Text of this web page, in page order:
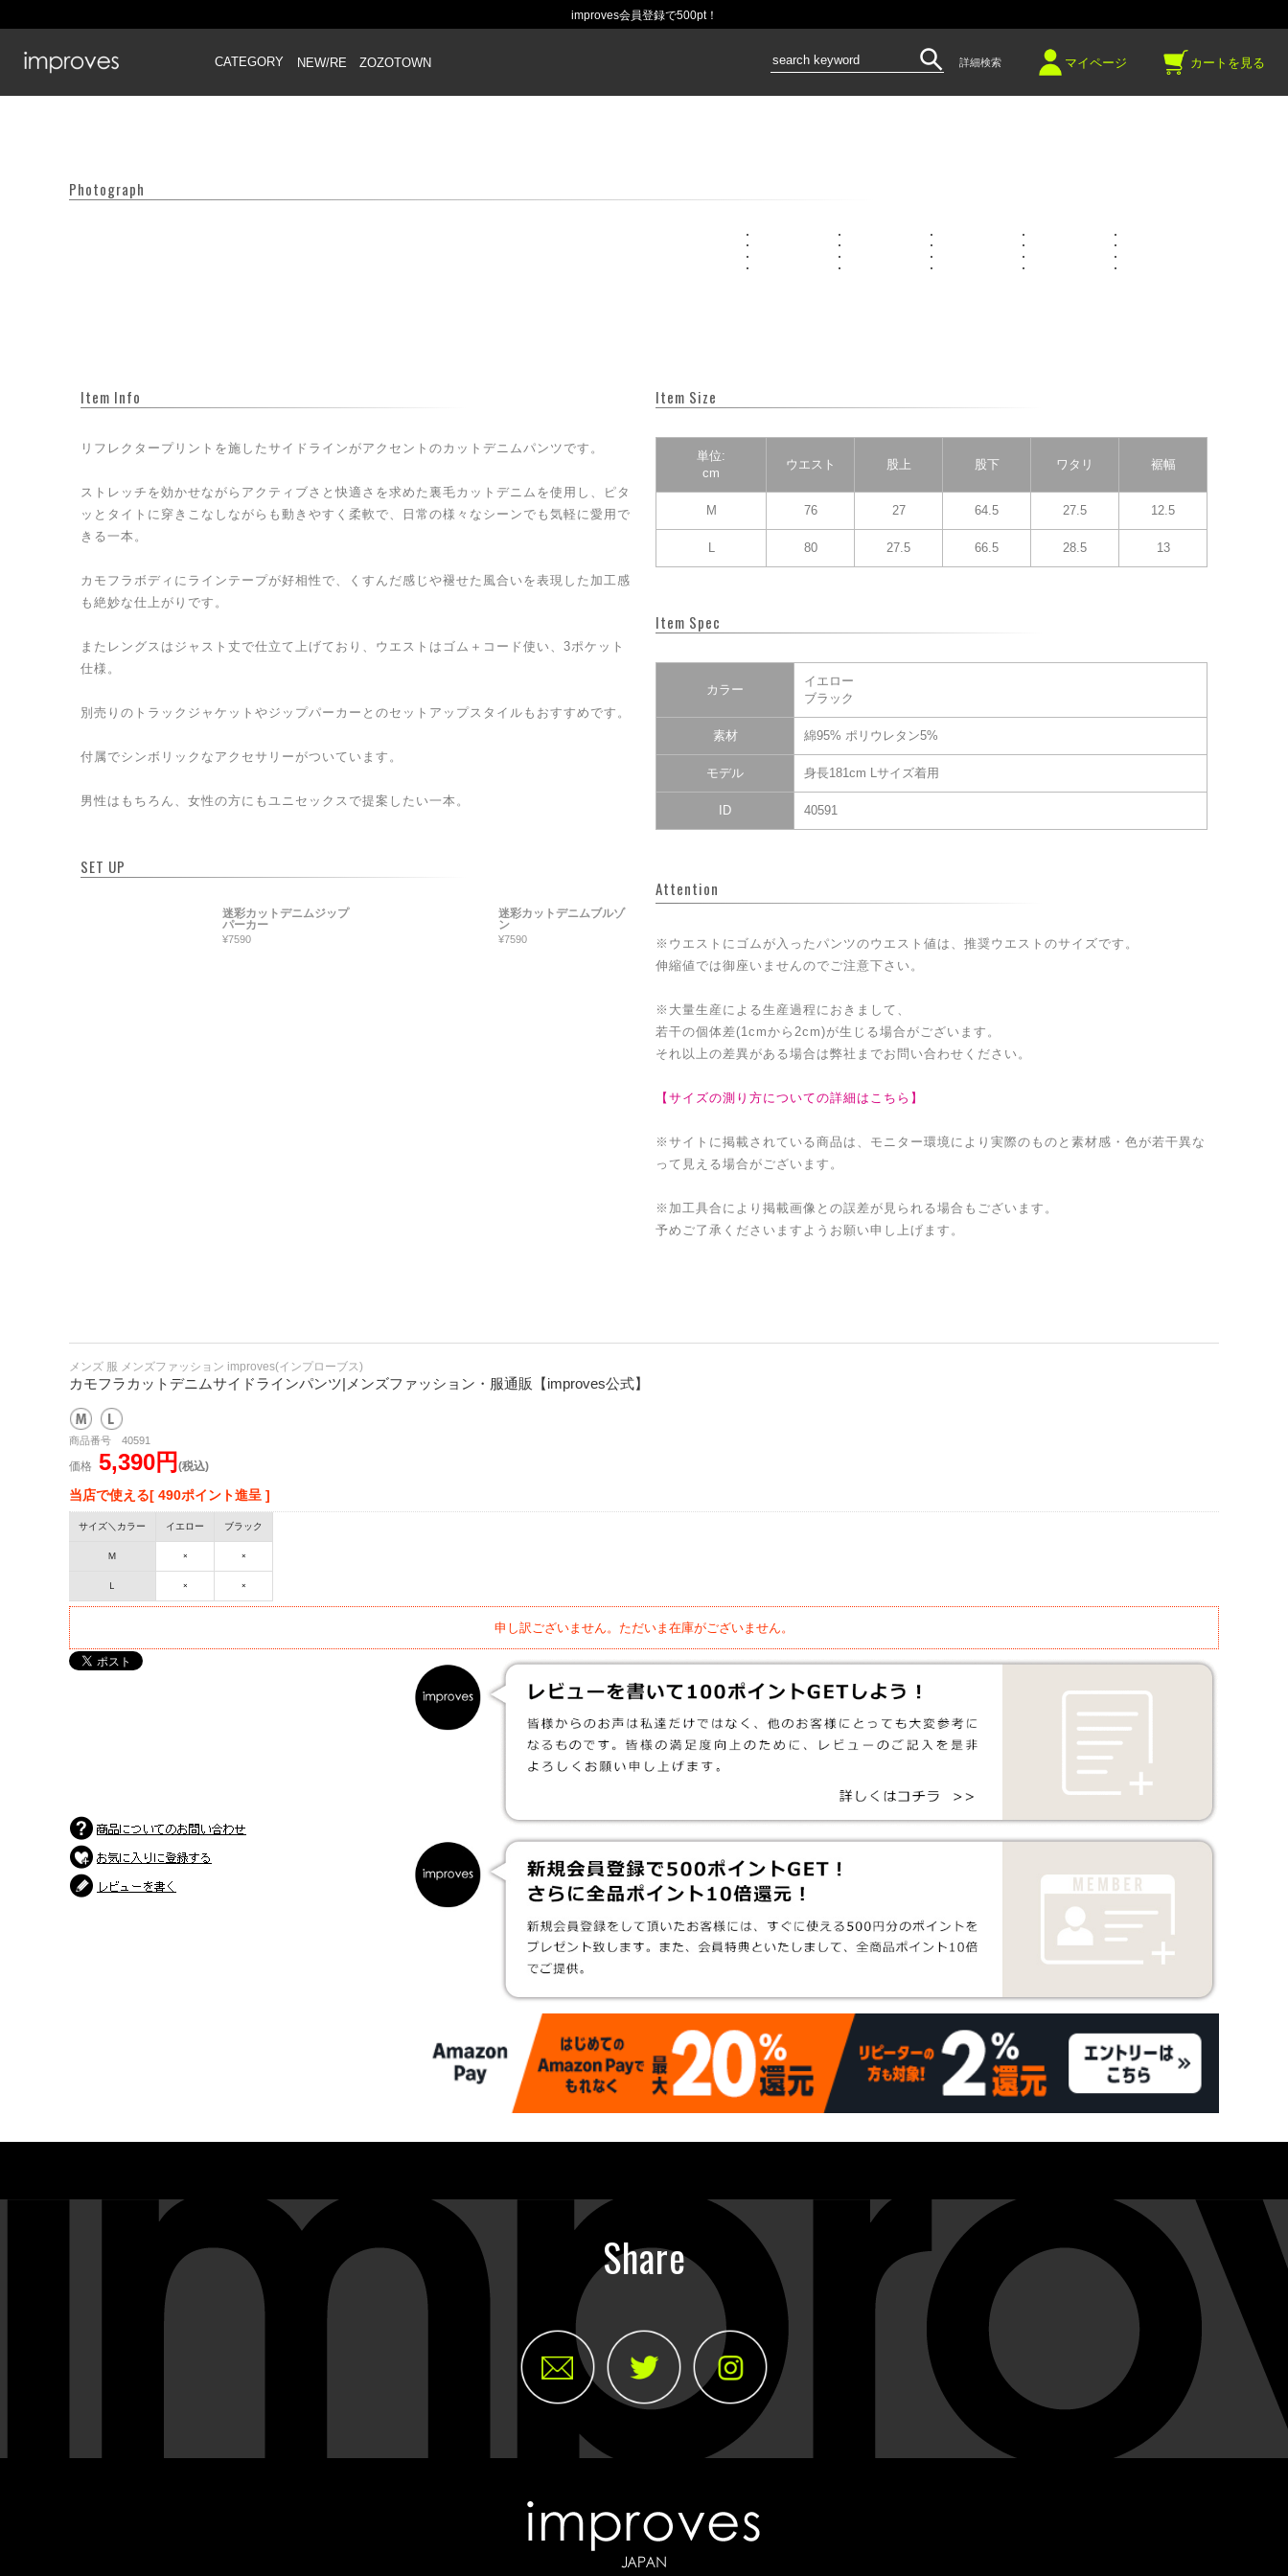
improves会員登録で500pt！
CATEGORY NEW/RE ZOZOTOWN 詳細検索 マイページ カートを見る
Photograph
Item Info
リフレクタープリントを施したサイドラインがアクセントのカットデニムパンツです。
ストレッチを効かせながらアクティブさと快適さを求めた裏毛カットデニムを使用し、ピタ
ッとタイトに穿きこなしながらも動きやすく柔軟で、日常の様々なシーンでも気軽に愛用で
きる一本。
カモフラボディにラインテープが好相性で、くすんだ感じや褪せた風合いを表現した加工感
も絶妙な仕上がりです。
またレングスはジャスト丈で仕立て上げており、ウエストはゴム＋コード使い、3ポケット
仕様。
別売りのトラックジャケットやジップパーカーとのセットアップスタイルもおすすめです。
付属でシンボリックなアクセサリーがついています。
男性はもちろん、女性の方にもユニセックスで提案したい一本。
SET UP
迷彩カットデニムジップ
パーカー
¥7590
迷彩カットデニムブルゾ
ン
¥7590
Item Size
単位:
cm
ウエスト 股上 股下 ワタリ 裾幅
M 76 27 64.5 27.5 12.5
L 80 27.5 66.5 28.5 13
Item Spec
カラー
イエロー
ブラック
素材 綿95% ポリウレタン5%
モデル 身長181cm Lサイズ着用
ID 40591
Attention
※ウエストにゴムが入ったパンツのウエスト値は、推奨ウエストのサイズです。
伸縮値では御座いませんのでご注意下さい。
※大量生産による生産過程におきまして、
若干の個体差(1cmから2cm)が生じる場合がございます。
それ以上の差異がある場合は弊社までお問い合わせください。
【サイズの測り方についての詳細はこちら】
※サイトに掲載されている商品は、モニター環境により実際のものと素材感・色が若干異な
って見える場合がございます。
※加工具合により掲載画像との誤差が見られる場合もございます。
予めご了承くださいますようお願い申し上げます。
メンズ 服 メンズファッション improves(インプローブス)
カモフラカットデニムサイドラインパンツ|メンズファッション・服通販【improves公式】
商品番号 40591
価格 5,390円 (税込)
当店で使える[ 490ポイント進呈 ]
サイズ＼カラー イエロー ブラック
Ｍ × ×
Ｌ × ×
申し訳ございません。ただいま在庫がございません。
Share